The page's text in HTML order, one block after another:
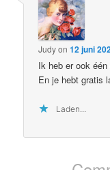
Judyon12 juni
Ik heb er ook
En je hebt gratis
Laden...